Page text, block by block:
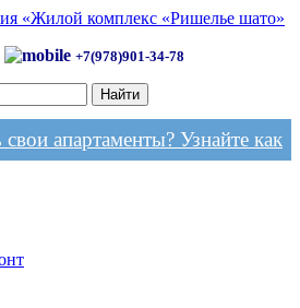
+7(978)901-34-78
Найти
свои апартаменты? Узнайте как